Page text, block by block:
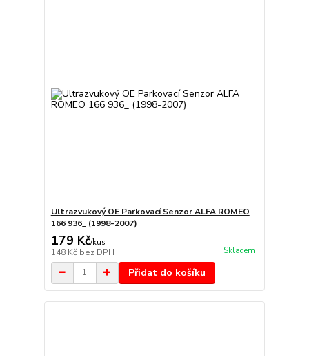
Ultrazvukový OE Parkovací Senzor ALFA ROMEO
166 936_ (1998-2007)
179 Kč/kus
148 Kč bez DPH Skladem
Přidat do košíku